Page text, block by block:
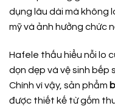
dụng lâu dài mà không
mỹ và ảnh hưởng chức
Hafele thấu hiểu nỗi lo
dọn dẹp và vệ sinh bếp
Chính vì vậy, sản phẩm
được thiết kế từ gốm